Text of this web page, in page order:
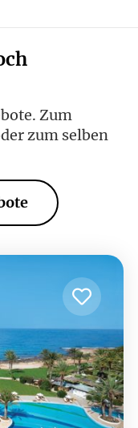
Zum
zum selben